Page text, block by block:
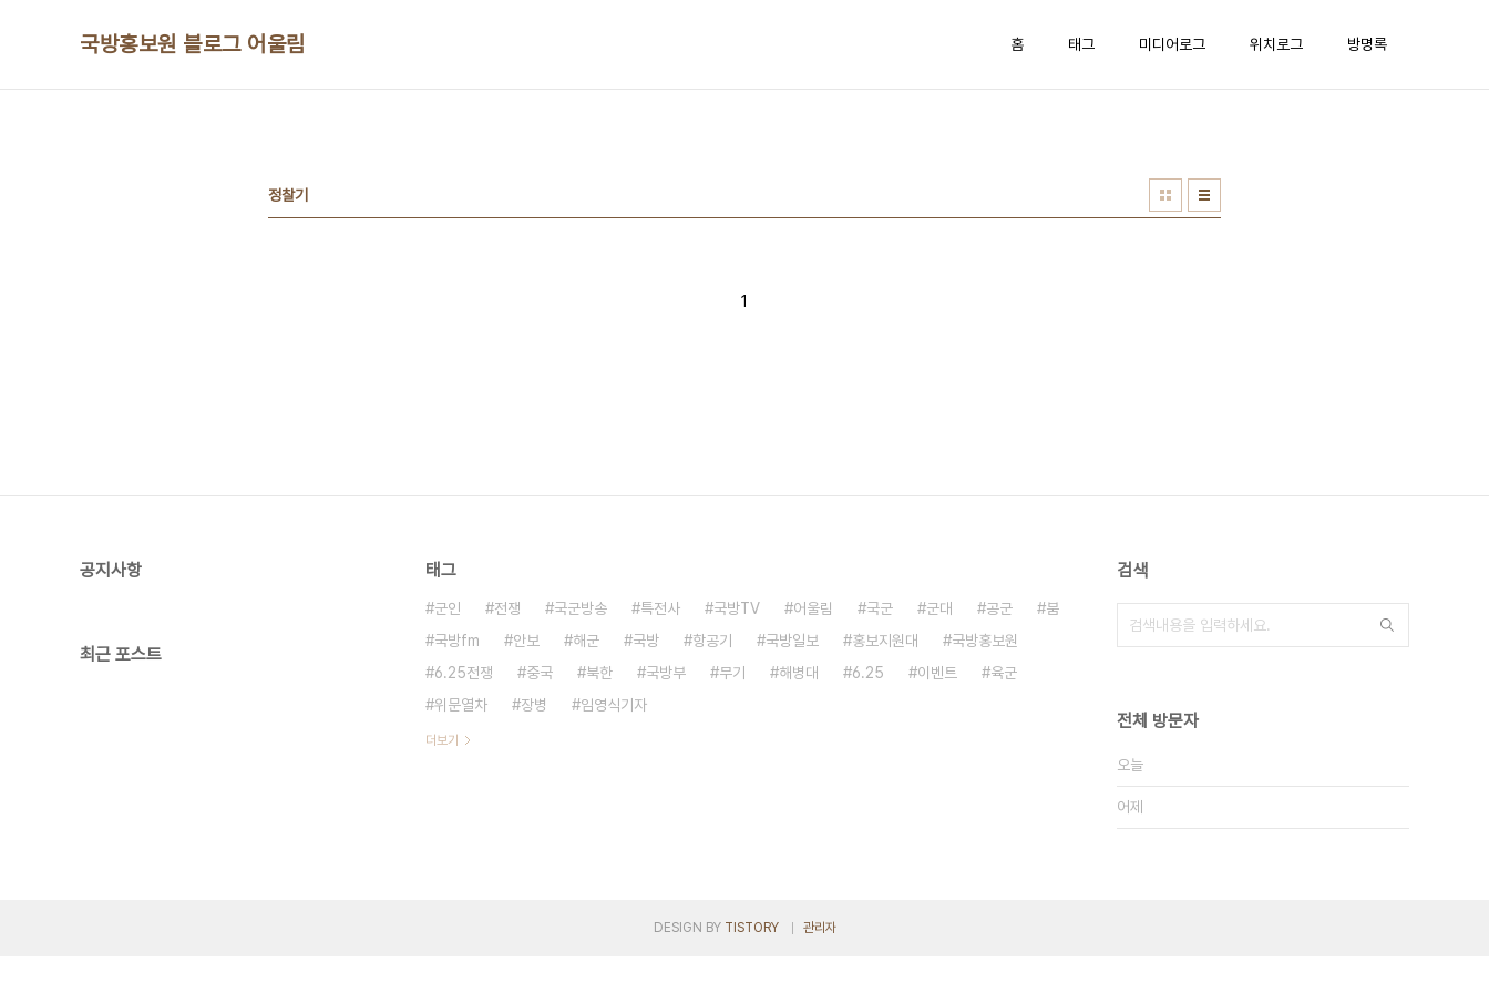
국방홍보원 블로그 어울림 홈 태그 미디어로그 위치로그 방명록
정찰기
1
공지사항
최근 포스트
태그
군인 전쟁 국군방송 특전사 국방TV 어울림 국군 군대 공군
붐
국방fm
안보 해군 국방 항공기 국방일보 홍보지원대
국방홍보원
6.25전쟁
중국 북한 국방부 무기 해병대 6.25 이벤트
육군
위문열차
장병 임영식기자
더보기
검색
전체 방문자
오늘
어제
DESIGN BY TISTORY 관리자